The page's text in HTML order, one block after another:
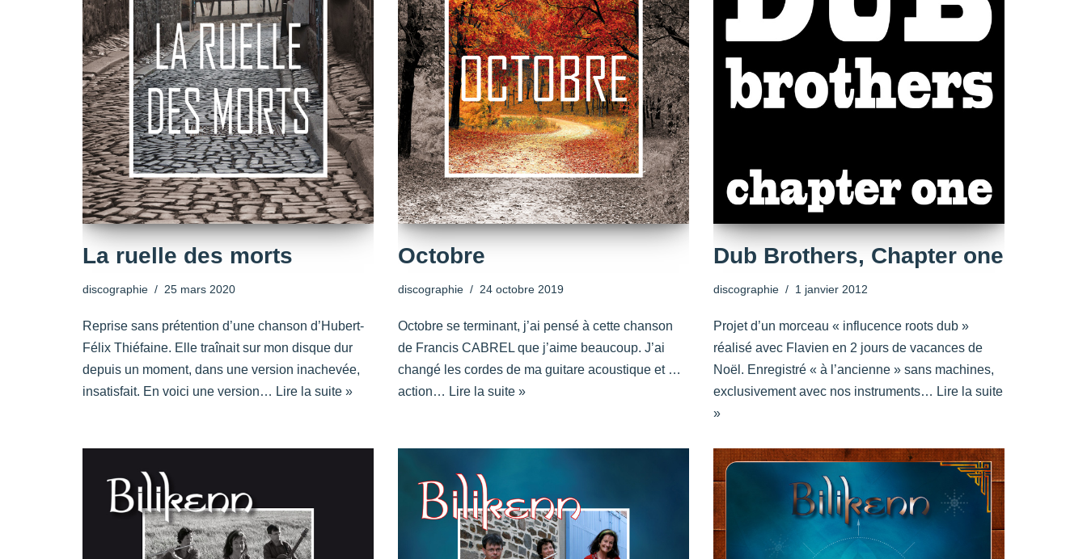
La ruelle des morts
discographie 25 mars 2020
Reprise sans prétention d’une chanson d’Hubert-
Félix Thiéfaine. Elle traînait sur mon disque dur
depuis un moment, dans une version inachevée,
insatisfait. En voici une version… Lire la suite »
Octobre
discographie 24 octobre 2019
Octobre se terminant, j’ai pensé à cette chanson
de Francis CABREL que j’aime beaucoup. J’ai
changé les cordes de ma guitare acoustique et …
action… Lire la suite »
Dub Brothers, Chapter one
discographie 1 janvier 2012
Projet d’un morceau « influcence roots dub »
réalisé avec Flavien en 2 jours de vacances de
Noël. Enregistré « à l’ancienne » sans machines,
exclusivement avec nos instruments… Lire la suite
»